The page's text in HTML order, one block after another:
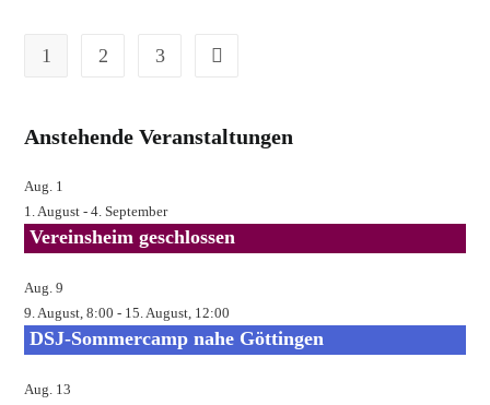
1 2 3
Anstehende Veranstaltungen
Aug. 1
1. August -4. September
Vereinsheim geschlossen
Aug.9
9. August, 8:00 - 15. August, 12:00
DSJ-Sommercamp nahe Göttingen
Aug. 13